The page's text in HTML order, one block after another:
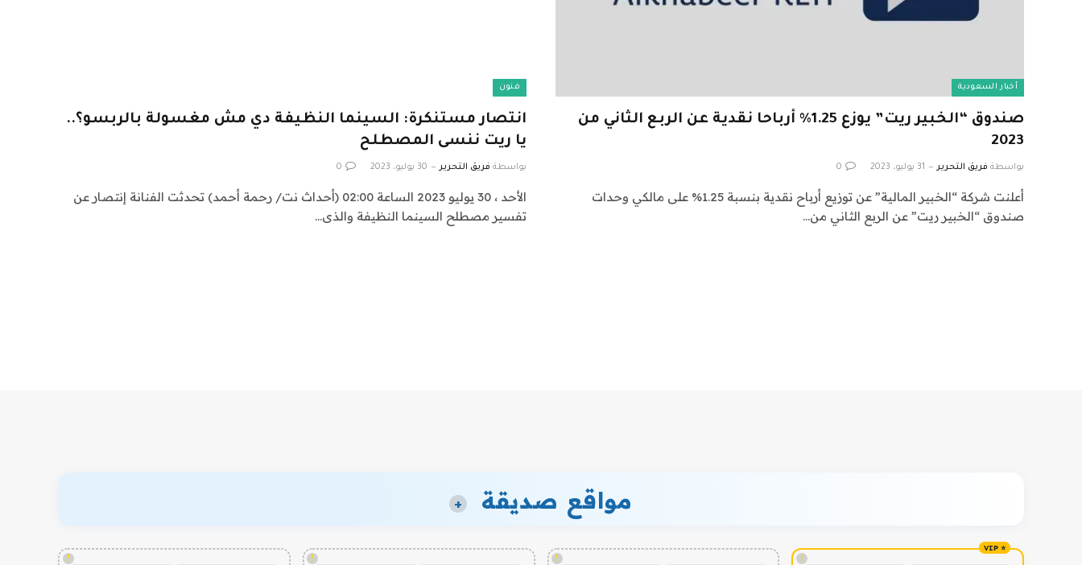
أخبار السعودية
صندوق “الخبير ريت” يوزع 1.25% أرباحا نقدية عن الربع الثاني من
2023
بواسطة فريق التحرير 31 يوليو، 2023 0
أعلنت شركة “الخبير المالية” عن توزيع أرباح نقدية بنسبة 1.25% على مالكي وحدات
صندوق “الخبير ريت” عن الربع الثاني من…
فنون
انتصار مستنكرة: السينما النظيفة دي مش مغسولة بالربسو؟..
يا ريت ننسى المصطلح
بواسطة فريق التحرير 30 يوليو، 2023 0
الأحد ، 30 يوليو 2023 الساعة 02:00 (أحداث نت/ رحمة أحمد) تحدثت الفنانة إنتصار عن
تفسير مصطلح السينما النظيفة والذى…
مواقع صديقة +
!
!
!
!